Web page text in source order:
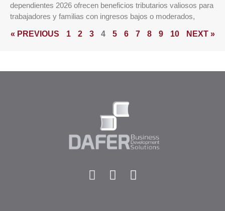
dependientes 2026 ofrecen beneficios tributarios valiosos para
trabajadores y familias con ingresos bajos o moderados,
« PREVIOUS 1 2 3 4 5 6 7 8 9 10 NEXT »